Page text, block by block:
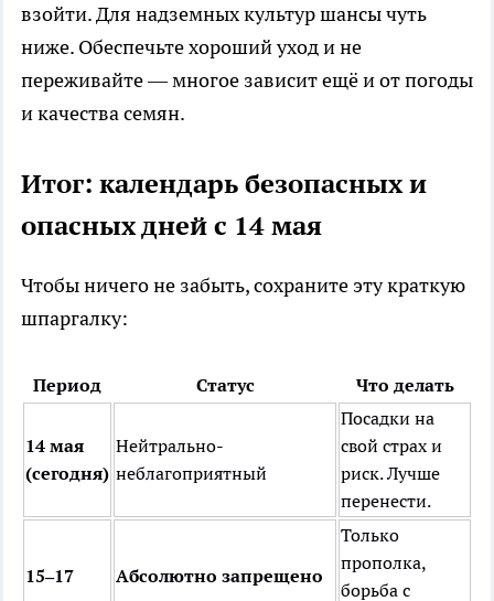
взойти. Для надземных культур шансы чуть
ниже. Обеспечьте хороший уход и не
переживайте — многое зависит ещё и от погоды
и качества семян.
Итог: календарь безопасных и
опасных дней с 14 мая
Чтобы ничего не забыть, сохраните эту краткую
шпаргалку:
Период Статус Что делать
14 мая
(сегодня)
Нейтрально-
неблагоприятный
Посадки на
свой страх и
риск. Лучше
перенести.
15–17
Абсолютно запрещено
Только
прополка,
борьба с